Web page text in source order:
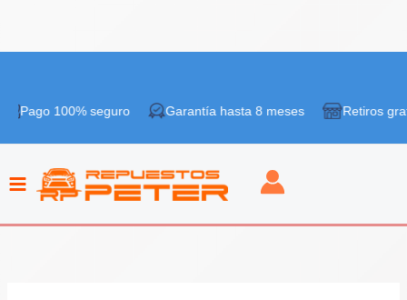
contenido
seguro Garantía hasta 8 meses Retiros gratis en